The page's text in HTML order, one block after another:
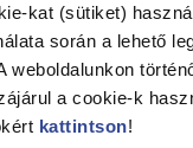
kat (sütiket)
során a lehető
weboldalunkon
a cookie-k
kattintson!
baráti beszélgetéssel
előzetes telefonos
vagy